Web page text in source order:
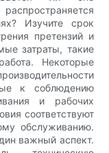
Изучите срок
претензий и
затраты, такие
Некоторые
к соблюдению
и рабочих
соответствуют
обслуживанию.
важный аспект.